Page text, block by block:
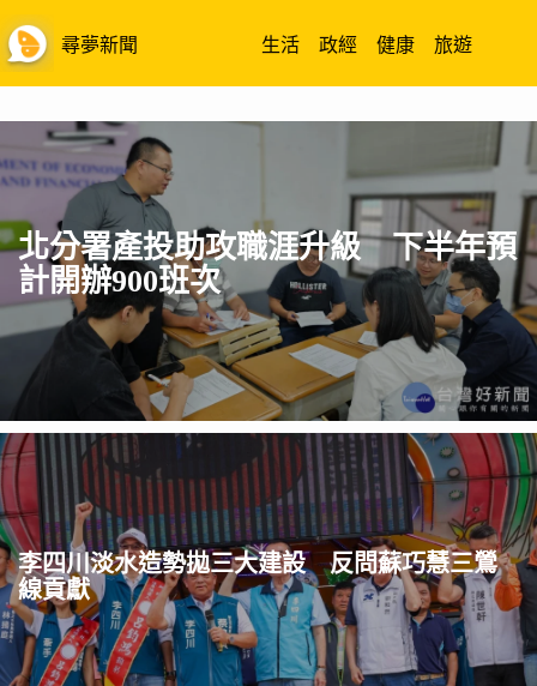
至
主
容
尋夢新聞 生活 政經 健康 旅遊
北分署產投助攻職涯升級 下半年預
計開辦900班次
李四川淡水造勢拋三大建設 反問蘇巧慧三鶯
線貢獻